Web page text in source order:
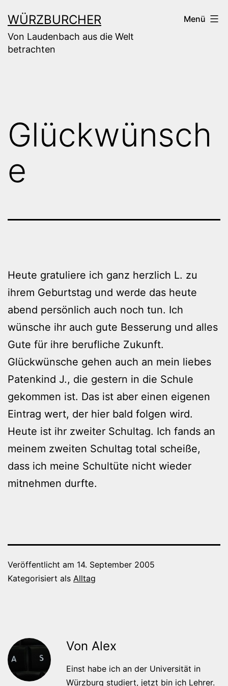
Inhalt
springen
WÜRZBURCHER
Von Laudenbach aus die Welt
betrachten
Menü
Glückwünsch
e
Heute gratuliere ich ganz herzlich L. zu
ihrem Geburtstag und werde das heute
abend persönlich auch noch tun. Ich
wünsche ihr auch gute Besserung und alles
Gute für ihre berufliche Zukunft.
Glückwünsche gehen auch an mein liebes
Patenkind J., die gestern in die Schule
gekommen ist. Das ist aber einen eigenen
Eintrag wert, der hier bald folgen wird.
Heute ist ihr zweiter Schultag. Ich fands an
meinem zweiten Schultag total scheiße,
dass ich meine Schultüte nicht wieder
mitnehmen durfte.
Veröffentlicht am 14. September 2005
Kategorisiert als Alltag
Von Alex
Einst habe ich an der Universität in
Würzburg studiert, jetzt bin ich Lehrer.